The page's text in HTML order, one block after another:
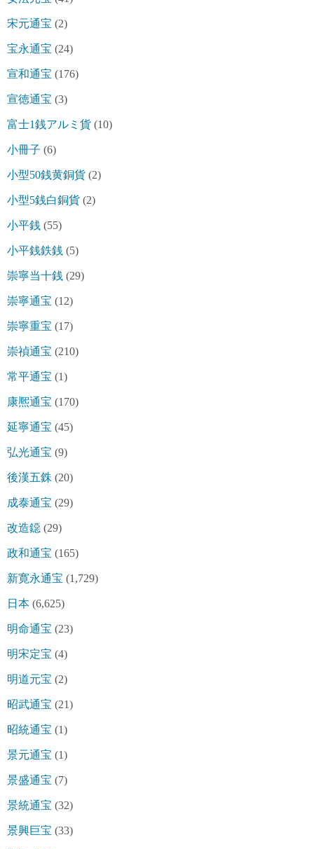
宋元通宝 (2)
宝永通宝 (24)
宣和通宝 (176)
宣徳通宝 (3)
富士1銭アルミ貨 (10)
小冊子 (6)
小型50銭黄銅貨 (2)
小型5銭白銅貨 (2)
小平銭 (55)
小平銭鉄銭 (5)
崇寧当十銭 (29)
崇寧通宝 (12)
崇寧重宝 (17)
崇禎通宝 (210)
常平通宝 (1)
康熈通宝 (170)
延寧通宝 (45)
弘光通宝 (9)
後漢五銖 (20)
成泰通宝 (29)
改造鐚 (29)
政和通宝 (165)
新寛永通宝 (1,729)
日本 (6,625)
明命通宝 (23)
明宋定宝 (4)
明道元宝 (2)
昭武通宝 (21)
昭統通宝 (1)
景元通宝 (1)
景盛通宝 (7)
景統通宝 (32)
景興巨宝 (33)